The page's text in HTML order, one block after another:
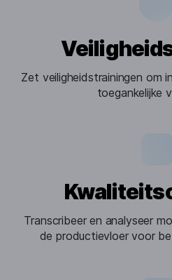
Zet veiligheidstrainingen om
toegankelijke
Transcribeer en analyseer
de productievloer voor